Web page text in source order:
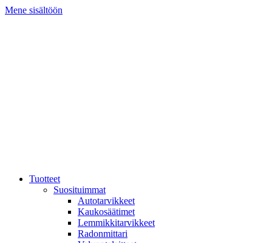
Mene sisältöön
Tuotteet
Suosituimmat
Autotarvikkeet
Kaukosäätimet
Lemmikkitarvikkeet
Radonmittari